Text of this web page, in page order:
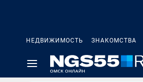
НЕДВИЖИМОСТЬ ЗНАКОМСТВА